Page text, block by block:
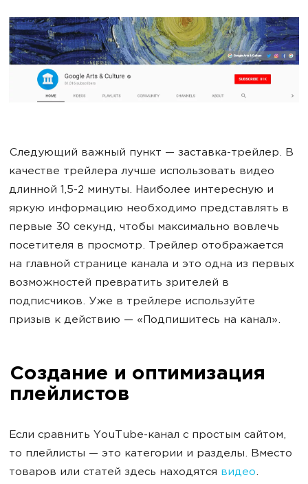
Следующий важный пункт — заставка-трейлер. В
качестве трейлера лучше использовать видео
длинной 1,5-2 минуты. Наиболее интересную и
яркую информацию необходимо представлять в
первые 30 секунд, чтобы максимально вовлечь
посетителя в просмотр. Трейлер отображается
на главной странице канала и это одна из первых
возможностей превратить зрителей в
подписчиков. Уже в трейлере используйте
призыв к действию — «Подпишитесь на канал».
Создание и оптимизация
плейлистов
Если сравнить YouTube-канал с простым сайтом,
то плейлисты — это категории и разделы. Вместо
товаров или статей здесь находятся видео.